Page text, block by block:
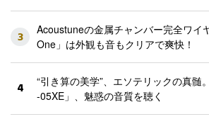
3
Acoustuneの金属チャンバー完全ワイ
One」は外観も音もクリアで爽快！
4
“引き算の美学”、エソテリックの真髄
-05XE」、魅惑の音質を聴く